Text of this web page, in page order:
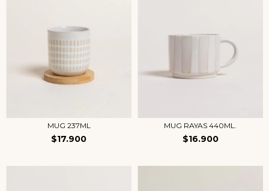
MUG 237ML
$17.900
MUG RAYAS 440ML.
$16.900